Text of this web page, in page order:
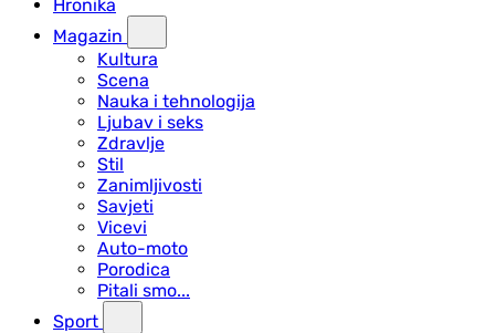
Hronika
Magazin
Kultura
Scena
Nauka i tehnologija
Ljubav i seks
Zdravlje
Stil
Zanimljivosti
Savjeti
Vicevi
Auto-moto
Porodica
Pitali smo...
Sport